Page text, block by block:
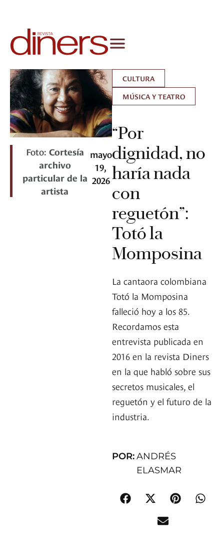
Foto: Cortesía
archivo
particular de la
artista
mayo
19,
2026
CULTURA
MÚSICA Y TEATRO
“Por
dignidad, no
haría nada
con
reguetón”:
Totó la
Momposina
La cantaora colombiana
Totó la Momposina
falleció hoy a los 85.
Recordamos esta
entrevista publicada en
2016 en la revista Diners
en la que habló sobre sus
secretos musicales, el
reguetón y el futuro de la
industria.
POR:ANDRÉS
ELASMAR